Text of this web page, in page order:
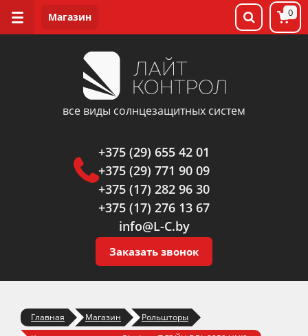
все виды солнцезащитных систем
+375 (29) 655 42 01
+375 (29) 771 90 09
+375 (17) 282 96 30
+375 (17) 276 13 67
info@L-C.by
Заказать звонок
0
Главная Магазин
Рольшторы